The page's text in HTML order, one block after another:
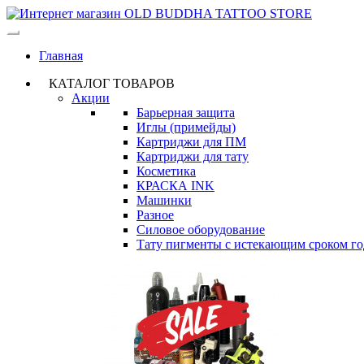
Главная
КАТАЛОГ ТОВАРОВ
Акции
Барьерная защита
Иглы (примейды)
Картриджи для ПМ
Картриджи для тату
Косметика
КРАСКА INK
Машинки
Разное
Силовое оборудование
Тату пигменты с истекающим сроком